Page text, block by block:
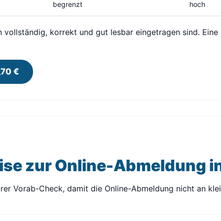
begrenzt hoch
vollständig, korrekt und gut lesbar eingetragen sind.
€
zur Online-Abmeldung
Vorab-Check, damit die Online-Abmeldung nicht an